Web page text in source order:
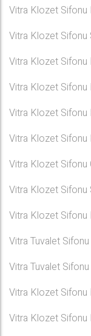
Vitra Klozet
Vitra Klozet Sifonu
Vitra Klozet Sifonu
Vitra Klozet Sifonu
Vitra Klozet Sifonu
Vitra Klozet
Vitra Klozet Sifonu
Vitra Klozet Sifonu
Vitra Klozet Sifonu
Vitra Tuvalet
Vitra Tuvalet
Vitra Klozet Sifonu
Vitra Klozet